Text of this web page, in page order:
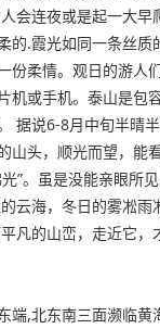
会连夜或是起一大早
的.霞光如同一条丝质
份柔情。观日的游人
机或手机。泰山是包
据说6-8月中旬半晴
山头，顺光而望，能
”。虽是没能亲眼所
云海，冬日的雾凇
凡的山峦，走近它，
端,北东南三面濒临黄